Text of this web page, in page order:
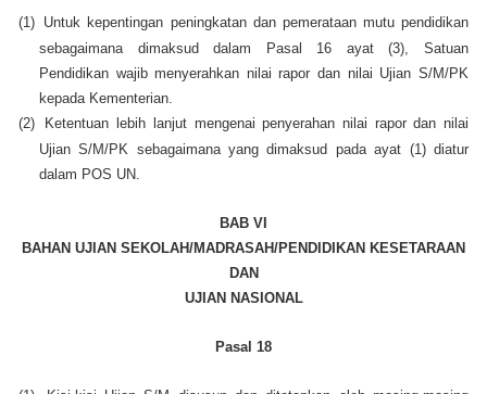
(1) Untuk kepentingan peningkatan dan pemerataan mutu pendidikan
sebagaimana dimaksud dalam Pasal 16 ayat (3), Satuan
Pendidikan wajib menyerahkan nilai rapor dan nilai Ujian S/M/PK
kepada Kementerian.
(2)
Ketentuan lebih lanjut mengenai penyerahan nilai rapor dan nilai
Ujian S/M/PK sebagaimana yang dimaksud pada ayat (1) diatur
dalam POS UN.
BAB VI
BAHAN UJIAN SEKOLAH/MADRASAH/PENDIDIKAN KESETARAAN
DAN
UJIAN NASIONAL
Pasal 18